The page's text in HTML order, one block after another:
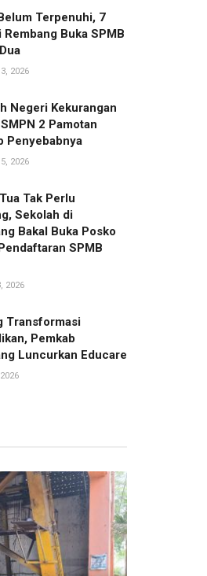
Terpenuhi, 7
Rembang Buka SPMB
2026
Negeri Kekurangan
2 Pamotan
Penyebabnya
2026
Tak Perlu
Sekolah di
Bakal Buka Posko
SPMB
2026
Transformasi
Pemkab
Luncurkan Educare